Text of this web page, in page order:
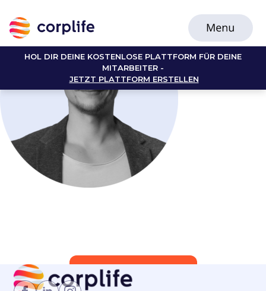
HOL DIR DEINE KOSTENLOSE PLATTFORM FÜR DEINE
MITARBEITER -
JETZT PLATTFORM ERSTELLEN
Jetzt Mitglied werden